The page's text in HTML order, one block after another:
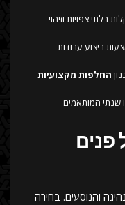
בלתי צפויות וזיהוי
ביצוע עבודות
החלפות מקצועיות
שנתי המותאמים
פנים
והנוסעים. בחירה